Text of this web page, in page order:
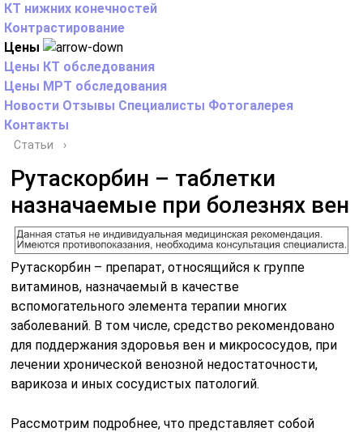
КТ нижних конечностей
Контрастирование
Цены
Цены КТ обследования
Цены МРТ обследования
Новости Отзывы Специалисты Фотогалерея
Контакты
Статьи ›
Рутаскорбин – таблетки
назначаемые при болезнях вен
Рутаскорбин – препарат, относящийся к группе
витаминов, назначаемый в качестве
вспомогательного элемента терапии многих
заболеваний. В том числе, средство рекомендовано
для поддержания здоровья вен и микрососудов, при
лечении хронической венозной недостаточности,
варикоза и иных сосудистых патологий.
Рассмотрим подробнее, что представляет собой